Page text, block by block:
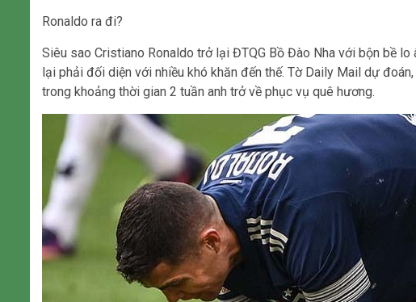
Ronaldo ra đi?
Siêu sao Cristiano Ronaldo trở lại ĐTQG Bồ Đào Nha với bộn bề
lại phải đối diện với nhiều khó khăn đến thế. Tờ Daily Mail dự
trong khoảng thời gian 2 tuần anh trở về phục vụ quê hương.